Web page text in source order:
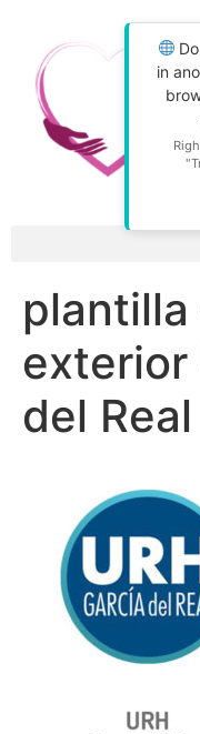
in
exterior
del Real